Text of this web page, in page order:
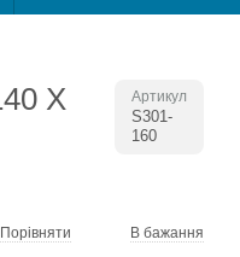
X
Артикул
S301-
160
Порівняти В бажання